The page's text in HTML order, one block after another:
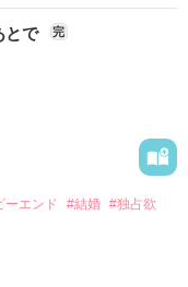
告げてきた。
を隠すことなく
害に
きて――。
かなかった梅田美
日本人美青年と出会
。
した美青年と再会。
関わらず、一族を離
冷徹だと評判な社長
れた美桜は、猫の世
とで 完
ーエンド #結婚 #独占欲